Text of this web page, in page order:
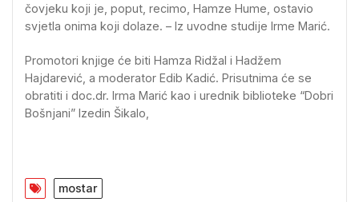
čovjeku koji je, poput, recimo, Hamze Hume, ostavio
svjetla onima koji dolaze. – Iz uvodne studije Irme Marić.
Promotori knjige će biti Hamza Ridžal i Hadžem
Hajdarević, a moderator Edib Kadić. Prisutnima će se
obratiti i doc.dr. Irma Marić kao i urednik biblioteke “Dobri
Bošnjani” Izedin Šikalo,
mostar